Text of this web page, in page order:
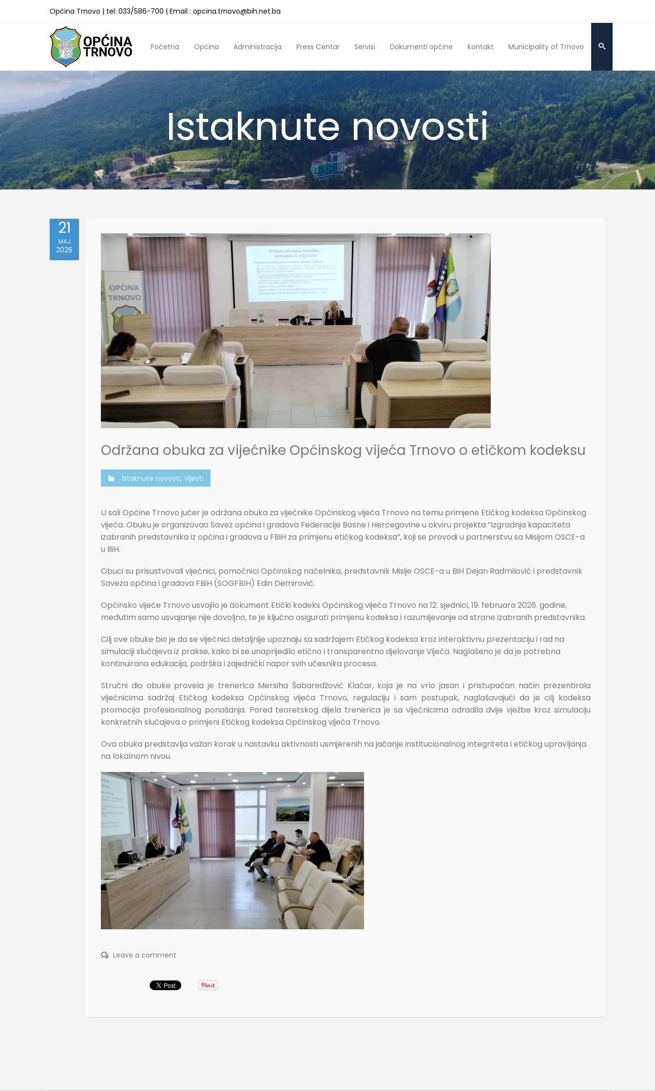
Općina Trnovo | tel: 033/586-700 | Email : opcina.trnovo@bih.net.ba
Početna Općina Administracija Press Centar Servisi Dokumenti općine Kontakt Municipality of Trnovo
Istaknute novosti
21
MAJ
2026
Održana obuka za vijećnike Općinskog vijeća Trnovo o etičkom kodeksu
Istaknute novosti, Vijesti
U sali Općine Trnovo jučer je održana obuka za vijećnike Općinskog vijeća Trnovo na temu primjene Etičkog kodeksa Općinskog
vijeća. Obuku je organizovao Savez općina i gradova Federacije Bosne i Hercegovine u okviru projekta ”Izgradnja kapaciteta
izabranih predstavnika iz općina i gradova u FBiH za primjenu etičkog kodeksa”, koji se provodi u partnerstvu sa Misijom OSCE-a
u BiH.
Obuci su prisustvovali vijećnici, pomoćnici Općinskog načelnika, predstavnik Misije OSCE-a u BiH Dejan Radmilović i predstavnik
Saveza općina i gradova FBiH (SOGFBIH) Edin Demirović.
Općinsko vijeće Trnovo usvojilo je dokument Etički kodeks Općinskog vijeća Trnovo na 12. sjednici, 19. februara 2026. godine,
međutim samo usvajanje nije dovoljno, te je ključno osigurati primjenu kodeksa i razumijevanje od strane izabranih predstavnika.
Cilj ove obuke bio je da se vijećnici detaljnije upoznaju sa sadržajem Etičkog kodeksa kroz interaktivnu prezentaciju i rad na
simulaciji slučajeva iz prakse, kako bi se unaprijedilo etično i transparentno djelovanje Vijeća. Naglašeno je da je potrebna
kontinuirana edukacija, podrška i zajednički napor svih učesnika procesa.
Stručni dio obuke provela je trenerica Mersiha Šabaredžović Klačar, koja je na vrlo jasan i pristupačan način prezentirala
vijećnicima sadržaj Etičkog kodeksa Općinskog vijeća Trnovo, regulaciju i sam postupak, naglašavajući da je cilj kodeksa
promocija profesionalnog ponašanja. Pored teoretskog dijela trenerica je sa vijećnicima odradila dvije vježbe kroz simulaciju
konkretnih slučajeva o primjeni Etičkog kodeksa Općinskog vijeća Trnovo.
Ova obuka predstavlja važan korak u nastavku aktivnosti usmjerenih na jačanje institucionalnog integriteta i etičkog upravljanja
na lokalnom nivou.
Leave a comment